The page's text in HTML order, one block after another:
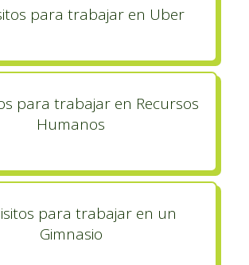
para trabajar en Uber
para trabajar en Recursos
Humanos
para trabajar en un
Gimnasio